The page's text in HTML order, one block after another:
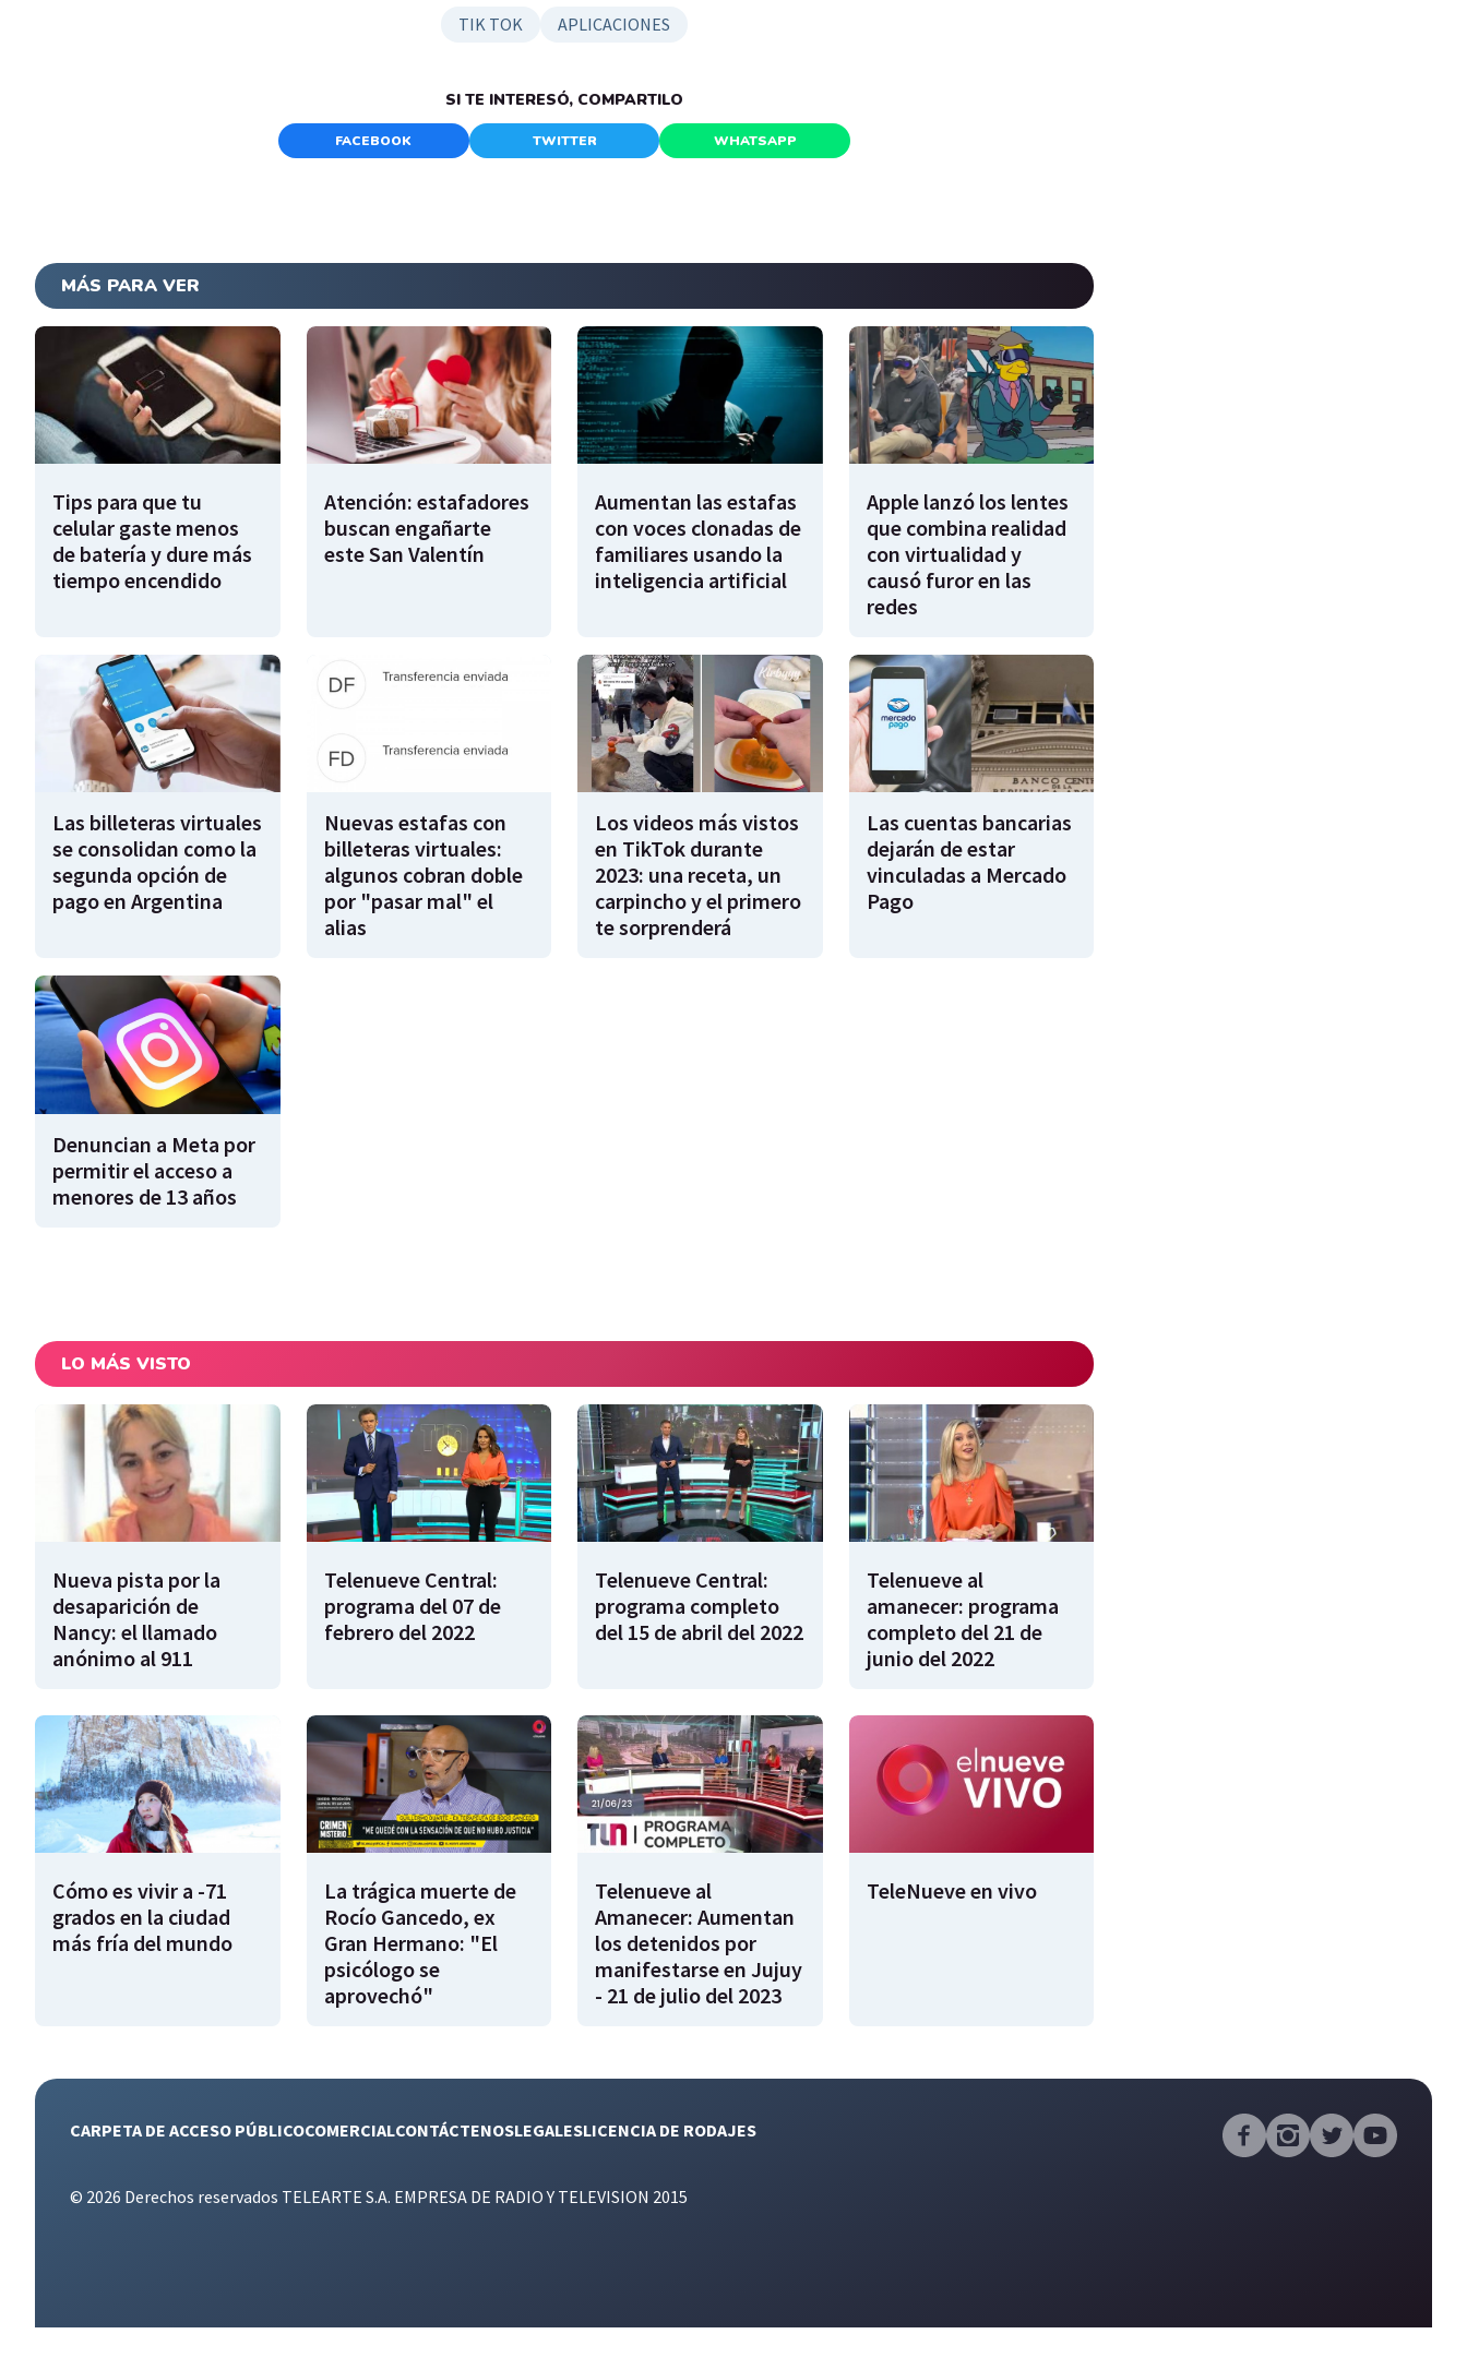
TIK TOK APLICACIONES
SI TE INTERESÓ, COMPARTILO
FACEBOOK TWITTER WHATSAPP
MÁS PARA VER
Tips para que tu
celular gaste menos
de batería y dure más
tiempo encendido
Atención: estafadores
buscan engañarte
este San Valentín
Aumentan las estafas
con voces clonadas de
familiares usando la
inteligencia artificial
Apple lanzó los lentes
que combina realidad
con virtualidad y
causó furor en las
redes
Las billeteras virtuales
se consolidan como la
segunda opción de
pago en Argentina
Nuevas estafas con
billeteras virtuales:
algunos cobran doble
por "pasar mal" el
alias
Los videos más vistos
en TikTok durante
2023: una receta, un
carpincho y el primero
te sorprenderá
Las cuentas bancarias
dejarán de estar
vinculadas a Mercado
Pago
Denuncian a Meta por
permitir el acceso a
menores de 13 años
LO MÁS VISTO
Nueva pista por la
desaparición de
Nancy: el llamado
anónimo al 911
Telenueve Central:
programa del 07 de
febrero del 2022
Telenueve Central:
programa completo
del 15 de abril del 2022
Telenueve al
amanecer: programa
completo del 21 de
junio del 2022
Cómo es vivir a -71
grados en la ciudad
más fría del mundo
La trágica muerte de
Rocío Gancedo, ex
Gran Hermano: "El
psicólogo se
aprovechó"
Telenueve al
Amanecer: Aumentan
los detenidos por
manifestarse en Jujuy
- 21 de julio del 2023
TeleNueve en vivo
CARPETA DE ACCESO PÚBLICOCOMERCIALCONTÁCTENOSLEGALESLICENCIA DE RODAJES
© 2026 Derechos reservados TELEARTE S.A. EMPRESA DE RADIO Y TELEVISION 2015